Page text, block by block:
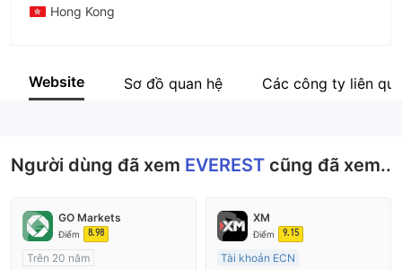
Hong Kong
Tên công ty
Website Sơ đồ quan hệ Các công ty liên
Người dùng đã xem EVEREST cũng đã xem..
GO Markets
Điểm 8.98
Trên 20 năm
XM
Điểm 9.15
Tài khoản ECN